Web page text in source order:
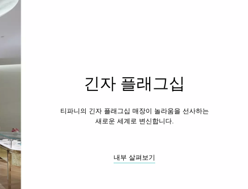
긴자 플래그십
티파니의 긴자 플래그십 매장이 놀라움을 선사하는
새로운 세계로 변신합니다.
내부 살펴보기